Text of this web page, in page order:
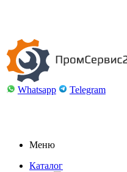
Whatsapp Telegram
Меню
Каталог